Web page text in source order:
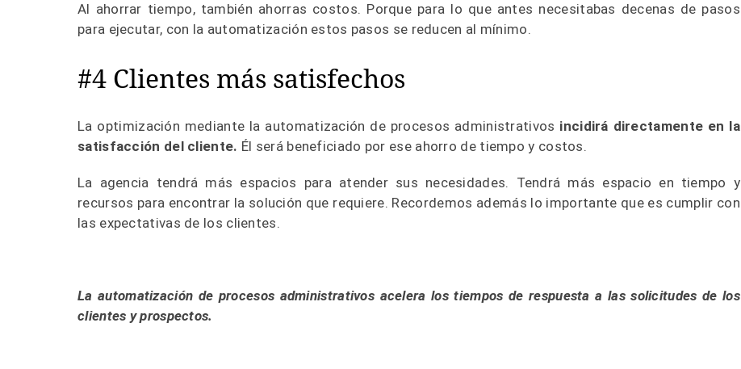
Al ahorrar tiempo, también ahorras costos. Porque para lo que antes necesitabas decenas de pasos
para ejecutar, con la automatización estos pasos se reducen al mínimo.
#4 Clientes más satisfechos
La optimización mediante la automatización de procesos administrativos incidirá directamente en la
satisfacción del cliente. Él será beneficiado por ese ahorro de tiempo y costos.
La agencia tendrá más espacios para atender sus necesidades. Tendrá más espacio en tiempo y
recursos para encontrar la solución que requiere. Recordemos además lo importante que es cumplir con
las expectativas de los clientes.
La automatización de procesos administrativos acelera los tiempos de respuesta a las solicitudes de los
clientes y prospectos.